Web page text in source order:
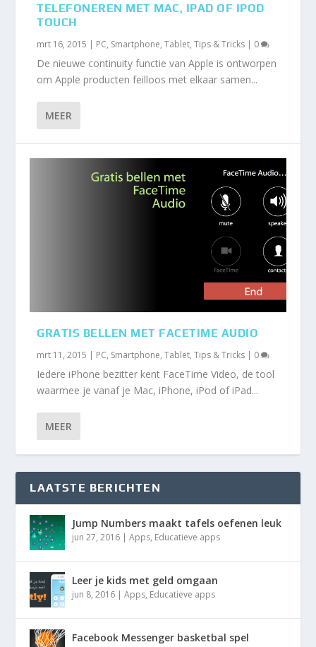
TELEFONEREN MET MAC, IPAD OF IPOD
TOUCH
mrt 16, 2015 | PC, Smartphone,Tablet,Tips & Tricks | 0
De nieuwe continuity functie van Apple is ontworpen
om Apple producten feilloos met elkaar samen...
MEER
GRATIS BELLEN MET FACETIME AUDIO
mrt 11, 2015 | PC, Smartphone,Tablet,Tips & Tricks | 0
Iedere iPhone bezitter kent FaceTime Video, de tool
waarmee je vanaf je Mac, iPhone, iPod of iPad...
MEER
LAATSTE BERICHTEN
Jump Numbers maakt tafels oefenen leuk
jun 27, 2016 |Apps, Educatieve apps
Leer je kids met geld omgaan
jun 8, 2016 |Apps, Educatieve apps
Facebook Messenger basketbal spel